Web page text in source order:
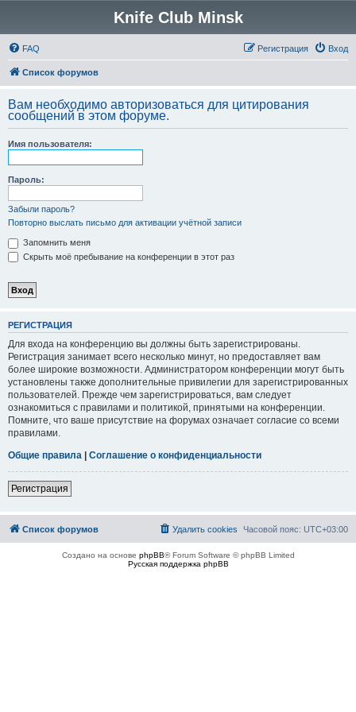
Knife Club Minsk
FAQ Вход
Регистрация
Список форумов
Вам необходимо авторизоваться для цитирования
сообщений в этом форуме.
Имя пользователя:
Пароль:
Забыли пароль?
Повторно выслать письмо для активации учётной записи
Запомнить меня
Скрыть моё пребывание на конференции в этот раз
РЕГИСТРАЦИЯ
Для входа на конференцию вы должны быть зарегистрированы.
Регистрация занимает всего несколько минут, но предоставляет вам
более широкие возможности. Администратором конференции могут быть
установлены также дополнительные привилегии для зарегистрированных
пользователей. Прежде чем зарегистрироваться, вам следует
ознакомиться с правилами и политикой, принятыми на конференции.
Помните, что ваше присутствие на форумах означает согласие со всеми
правилами.
Общие правила | Соглашение о конфиденциальности
Регистрация
Список форумов Часовой пояс: UTC+03:00
Удалить cookies
Создано на основе phpBB® Forum Software © phpBB Limited
Русская поддержка phpBB